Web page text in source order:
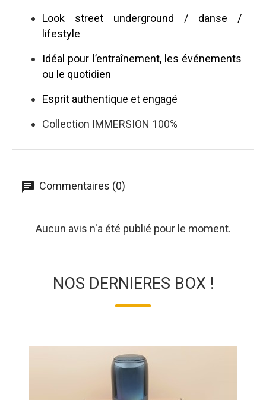
Look street underground / danse /
lifestyle
Idéal pour l’entraînement, les événements
ou le quotidien
Esprit authentique et engagé
Collection IMMERSION 100%
Commentaires (0)
Aucun avis n'a été publié pour le moment.
NOS DERNIERES BOX !